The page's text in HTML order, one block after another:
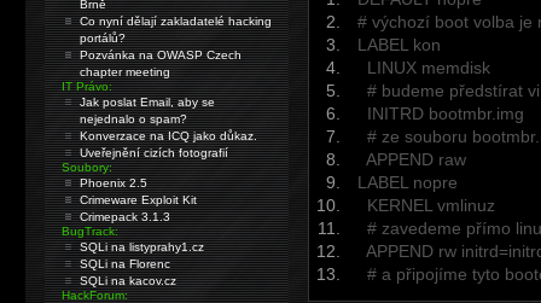
# výchozí boot volba je
LABEL kon
LINUX memdisk
# budeme předstírat
INITRD bootmbr.img
# ze souboru
APPEND raw
LABEL nopre
KERNEL vmlinuz
# zavedeme přímo
APPEND rw
# a připojíme tyto
Brně
Co nyní dělají zakladatelé hacking
portálů?
Pozvánka na OWASP Czech
chapter meeting
IT Právo:
Jak poslat Email, aby se
nejednalo o spam?
Konverzace na ICQ jako důkaz.
Uveřejnění cizích fotografií
Soubory:
Phoenix 2.5
Crimeware Exploit Kit
Crimepack 3.1.3
BugTrack:
SQLi na listyprahy1.cz
SQLi na Florenc
SQLi na kacov.cz
HackForum: